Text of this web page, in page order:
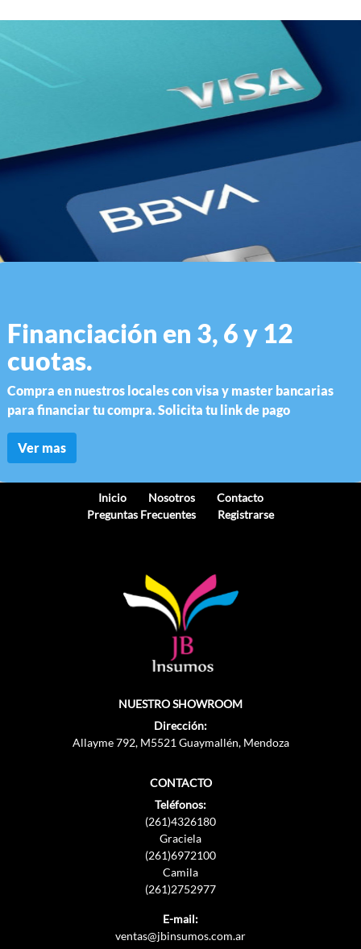
Financiación en 3, 6 y 12
cuotas.
Compra en nuestros locales con visa y master bancarias
para financiar tu compra. Solicita tu link de pago
Ver mas
Inicio Nosotros
Contacto
Preguntas Frecuentes
Registrarse
NUESTRO SHOWROOM
Dirección:
Allayme 792, M5521 Guaymallén, Mendoza
CONTACTO
Teléfonos:
(261)4326180
Graciela
(261)6972100
Camila
(261)2752977
E-mail:
ventas@jbinsumos.com.ar